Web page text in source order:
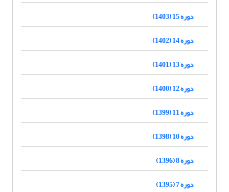
دوره 15 (1403)
دوره 14 (1402)
دوره 13 (1401)
دوره 12 (1400)
دوره 11 (1399)
دوره 10 (1398)
دوره 8 (1396)
دوره 7 (1395)